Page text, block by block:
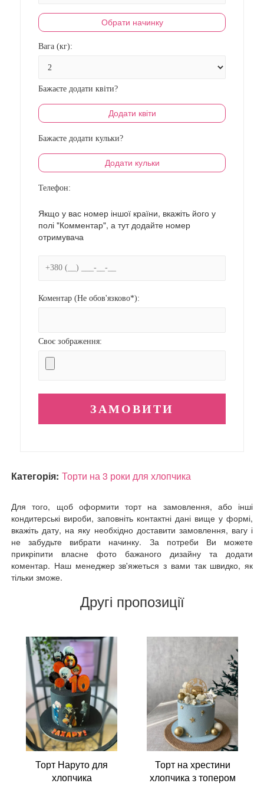
Обрати начинку
Вага (кг):
Бажаєте додати квіти?
Додати квіти
Бажаєте додати кульки?
Додати кульки
Телефон:
Якщо у вас номер іншої країни, вкажіть його у
полі "Комментар", а тут додайте номер
отримувача
Коментар (Не обов'язково*):
Своє зображення:
Категорія: Торти на 3 роки для хлопчика
Для того, щоб оформити торт на замовлення, або інші
кондитерські вироби, заповніть контактні дані вище у формі,
вкажіть дату, на яку необхідно доставити замовлення, вагу і
не забудьте вибрати начинку. За потреби Ви можете
прикріпити власне фото бажаного дизайну та додати
коментар. Наш менеджер зв'яжеться з вами так швидко, як
тільки зможе.
Другі пропозиції
Торт Наруто для
хлопчика
Торт на хрестини
хлопчика з топером